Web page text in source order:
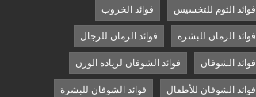
فوائد الثوم للتخسيس فوائد الخروب
فوائد الرمان للبشرة فوائد الرمان للرجال
فوائد الشوفان فوائد الشوفان لزيادة الوزن
فوائد الشوفان للأطفال فوائد الشوفان للبشرة